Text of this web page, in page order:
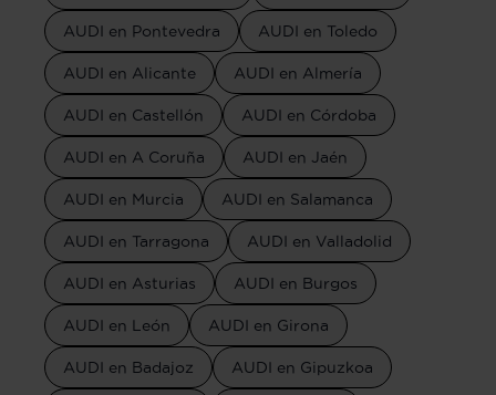
AUDI en Pontevedra AUDI en Toledo
AUDI en Alicante AUDI en Almería
AUDI en Castellón AUDI en Córdoba
AUDI en A Coruña AUDI en Jaén
AUDI en Murcia AUDI en Salamanca
AUDI en Tarragona AUDI en Valladolid
AUDI en Asturias AUDI en Burgos
AUDI en León AUDI en Girona
AUDI en Badajoz AUDI en Gipuzkoa